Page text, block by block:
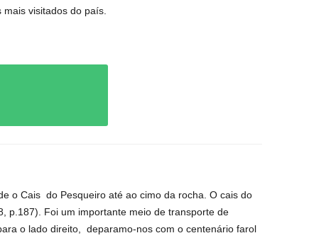
visitados do país.
o Cais do Pesqueiro até ao cimo da rocha. O cais do
p.187). Foi um importante meio de transporte de
o lado direito,
deparamo-nos com o centenário farol